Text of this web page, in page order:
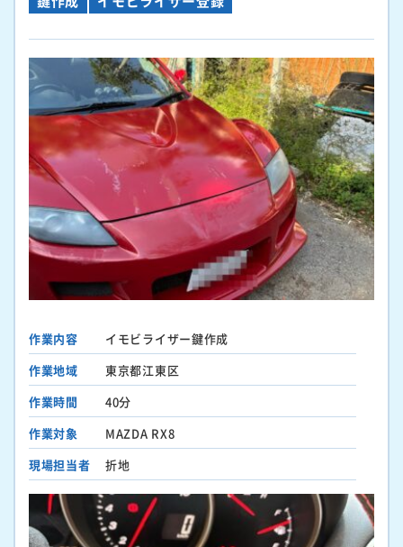
作業内容
イモビライザー鍵作成
作業地域
東京都江東区
作業時間
40分
作業対象
MAZDA RX8
現場担当者
折地